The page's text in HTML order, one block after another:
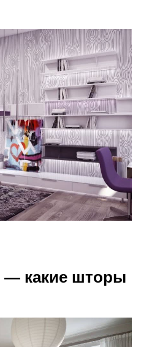
какие шторы